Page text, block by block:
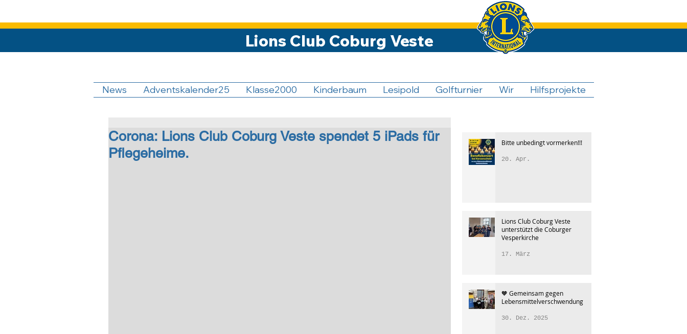
Lions Club Coburg Veste
News Adventskalender25 Klasse2000 Kinderbaum Lesipold Golfturnier Wir Hilfsprojekte
Corona: Lions Club Coburg Veste spendet 5 iPads für
Pflegeheime.
Bitte unbedingt vormerken!!!
20. Apr.
Lions Club Coburg Veste
unterstützt die Coburger
Vesperkirche
17. März
🧡 Gemeinsam gegen
Lebensmittelverschwendung
30. Dez. 2025